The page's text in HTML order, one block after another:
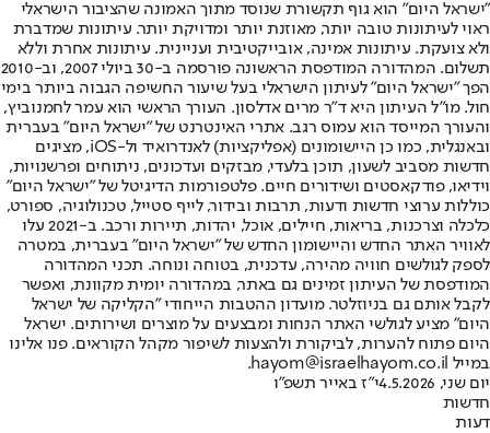
"ישראל היום" הוא גוף תקשורת שנוסד מתוך האמונה שהציבור הישראלי
ראוי לעיתונות טובה יותר, מאוזנת יותר ומדויקת יותר. עיתונות שמדברת
ולא צועקת. עיתונות אמינה, אובייקטיבית ועניינית. עיתונות אחרת וללא
תשלום. המהדורה המודפסת הראשונה פורסמה ב-30 ביולי 2007, וב-2010
הפך "ישראל היום" לעיתון הישראלי בעל שיעור החשיפה הגבוה ביותר בימי
חול. מו"ל העיתון היא ד"ר מרים אדלסון. העורך הראשי הוא עמר לחמנוביץ,
והעורך המייסד הוא עמוס רגב. אתרי האינטרנט של "ישראל היום" בעברית
ובאנגלית, כמו כן היישומונים (אפליקציות) לאנדרואיד ול-iOS, מציגים
חדשות מסביב לשעון, תוכן בלעדי, מבזקים ועדכונים, ניתוחים ופרשנויות,
וידיאו, פודקאסטים ושידורים חיים. פלטפורמות הדיגיטל של "ישראל היום"
כוללות ערוצי חדשות ודעות, תרבות ובידור, לייף סטייל, טכנולוגיה, ספורט,
כלכלה וצרכנות, בריאות, חיילים, אוכל, יהדות, תיירות ורכב. ב-2021 עלו
לאוויר האתר החדש והיישומון החדש של "ישראל היום" בעברית, במטרה
לספק לגולשים חוויה מהירה, עדכנית, בטוחה ונוחה. תכני המהדורה
המודפסת של העיתון זמינים גם באתר, במהדורה יומית מקוונת, ואפשר
לקבל אותם גם בניוזלטר. מועדון ההטבות הייחודי "הקליקה של ישראל
היום" מציע לגולשי האתר הנחות ומבצעים על מוצרים ושירותים. ישראל
היום פתוח להערות, לביקורת ולהצעות לשיפור מקהל הקוראים. פנו אלינו
במייל hayom@israelhayom.co.il.
יום שני, 4.5.2026
י"ז באייר תשפ"ו
חדשות
דעות